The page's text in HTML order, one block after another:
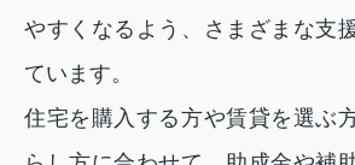
やすくなるよう、さまざまな支
ています。
住宅を購入する方や賃貸を選ぶ